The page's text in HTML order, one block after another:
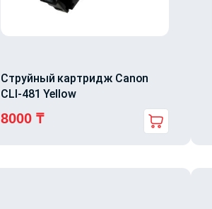
Струйный картридж Canon
CLI-481 Yellow
8000 ₸